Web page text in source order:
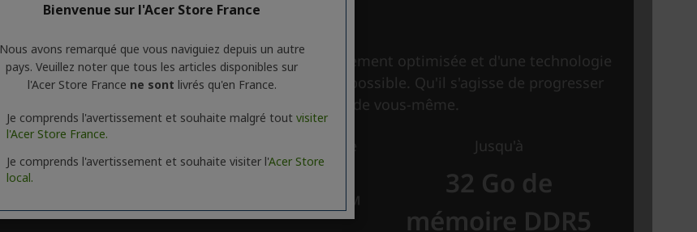
Bienvenue sur l'Acer Store France
Nous avons remarqué que vous naviguiez depuis un autre
pays. Veuillez noter que tous les articles disponibles sur
l'Acer Store France ne sont livrés qu'en France.
Je comprends l'avertissement et souhaite malgré tout visiter
l'Acer Store France.
Je comprends l'avertissement et souhaite visiter l'Acer Store
local.